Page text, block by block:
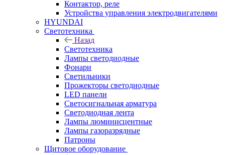
Контактор, реле
Устройства управления электродвигателями
HYUNDAI
Светотехника
Назад
Светотехника
Лампы светодиодные
Фонари
Светильники
Прожекторы светодиодные
LED панели
Светосигнальная арматура
Светодиодная лента
Лампы люминисцентные
Лампы газоразрядные
Патроны
Щитовое оборудование